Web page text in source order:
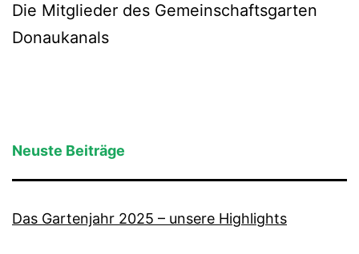
Die Mitglieder des Gemeinschaftsgarten
Donaukanals
Neuste Beiträge
Das Gartenjahr 2025 – unsere Highlights